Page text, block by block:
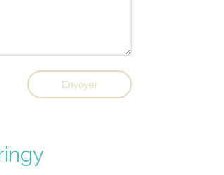
Envoyer